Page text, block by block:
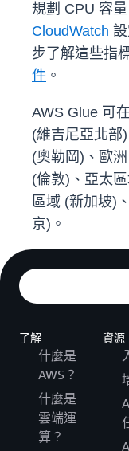
規劃 CPU 容
CloudWatch
步了解這些指
件 。
AWS Glue 可
(維吉尼亞北部
(奧勒岡)、歐
(倫敦)、亞太
區域 (新加坡)
京)。
了解
什麼是
AWS？
什麼是
雲端運
算？
資源